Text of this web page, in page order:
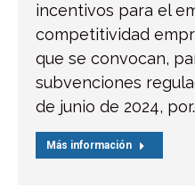
incentivos para el
competitividad
que se convocan,
subvenciones
de junio de 2024,
Más información